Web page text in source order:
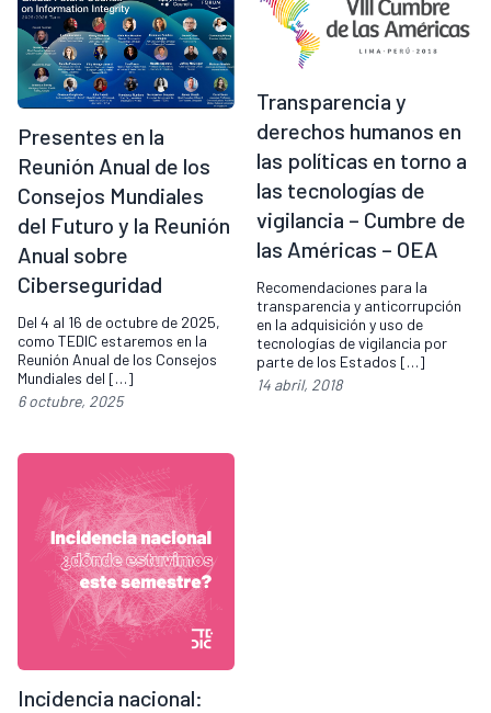
Presentes en la
Reunión Anual de los
Consejos Mundiales
del Futuro y la Reunión
Anual sobre
Ciberseguridad
Del 4 al 16 de octubre de 2025,
como TEDIC estaremos en la
Reunión Anual de los Consejos
Mundiales del […]
6 octubre, 2025
Transparencia y
derechos humanos en
las políticas en torno a
las tecnologías de
vigilancia – Cumbre de
las Américas – OEA
Recomendaciones para la
transparencia y anticorrupción
en la adquisición y uso de
tecnologías de vigilancia por
parte de los Estados […]
14 abril, 2018
Incidencia nacional: